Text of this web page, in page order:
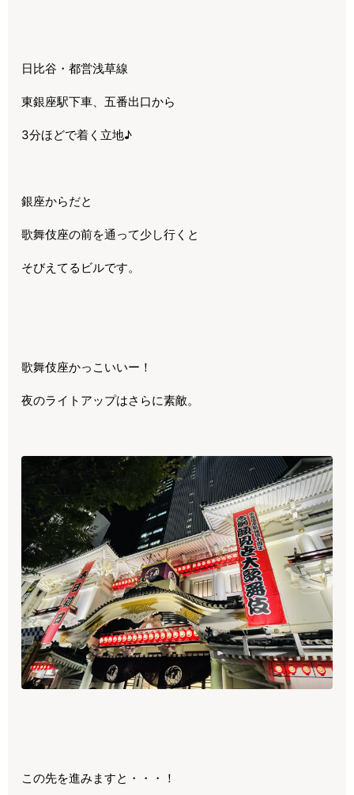
日比谷・都営浅草線
東銀座駅下車、五番出口から
3分ほどで着く立地♪
銀座からだと
歌舞伎座の前を通って少し行くと
そびえてるビルです。
歌舞伎座かっこいいー！
夜のライトアップはさらに素敵。
この先を進みますと・・・！